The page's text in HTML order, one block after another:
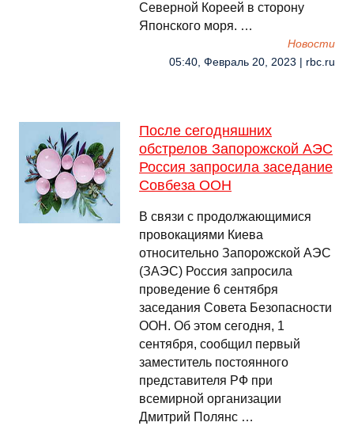
Северной Кореей в сторону
Японского моря. …
Новости
05:40, Февраль 20, 2023 | rbc.ru
После сегодняшних
обстрелов Запорожской АЭС
Россия запросила заседание
Совбеза ООН
В связи с продолжающимися
провокациями Киева
относительно Запорожской АЭС
(ЗАЭС) Россия запросила
проведение 6 сентября
заседания Совета Безопасности
ООН. Об этом сегодня, 1
сентября, сообщил первый
заместитель постоянного
представителя РФ при
всемирной организации
Дмитрий Полянс …